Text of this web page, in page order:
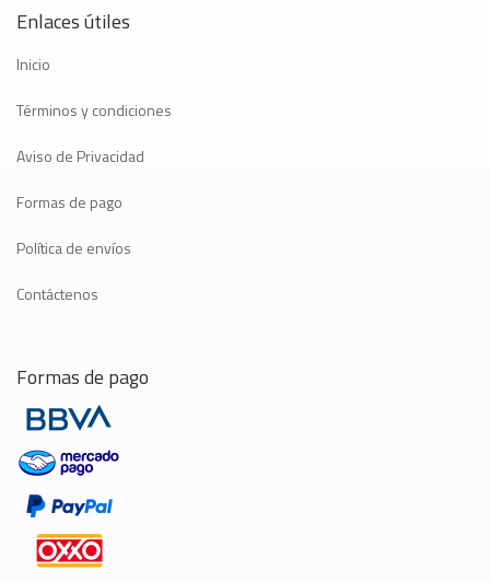
Enlaces útiles
Inicio
Términos y condiciones
Aviso de Privacidad
Formas de pago
Política de envíos
Contáctenos
Formas de pago